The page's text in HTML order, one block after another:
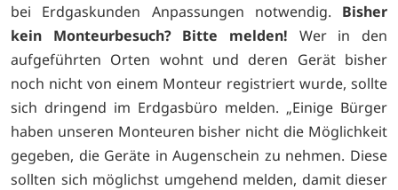
bei Erdgaskunden Anpassungen notwendig. Bisher
kein Monteurbesuch? Bitte melden! Wer in den
aufgeführten Orten wohnt und deren Gerät bisher
noch nicht von einem Monteur registriert wurde, sollte
sich dringend im Erdgasbüro melden. „Einige Bürger
haben unseren Monteuren bisher nicht die Möglichkeit
gegeben, die Geräte in Augenschein zu nehmen. Diese
sollten sich möglichst umgehend melden, damit dieser